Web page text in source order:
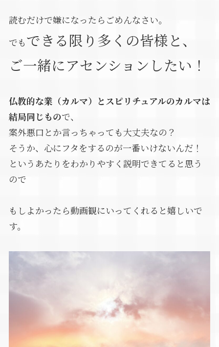
読むだけで嫌になったらごめんなさい。
でもできる限り多くの皆様と、
ご一緒にアセンションしたい！
仏教的な業（カルマ）とスピリチュアルのカルマは
結局同じもので、
案外悪口とか言っちゃっても大丈夫なの？
そうか、心にフタをするのが一番いけないんだ！
というあたりをわかりやすく説明できてると思う
ので
もしよかったら動画観にいってくれると嬉しいで
す。